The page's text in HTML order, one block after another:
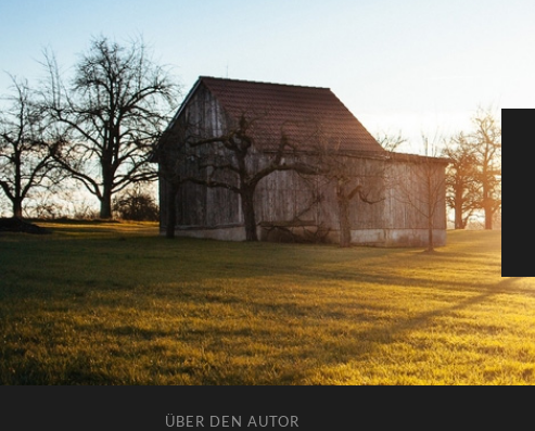
ÜBER DEN AUTOR